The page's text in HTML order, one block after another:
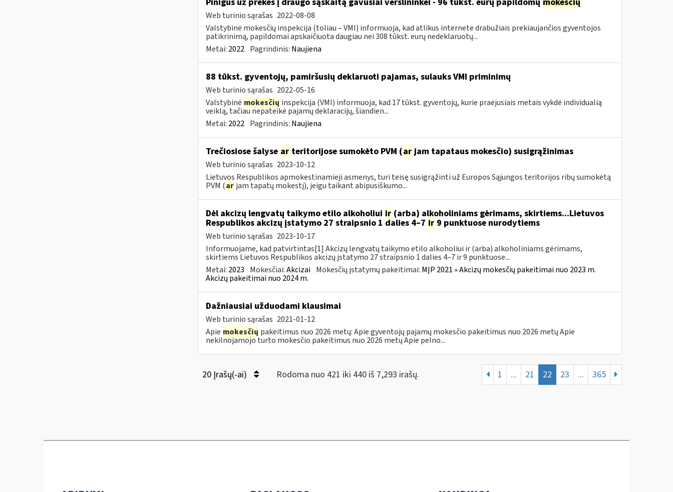
Web turinio sąrašas 2022-08-08
Valstybinė mokesčių inspekcija (toliau – VMI) informuoja, kad atlikus internete drabužiais prekiaujančios gyventojos
patikrinimą, papildomai apskaičiuota daugiau nei 308 tūkst. eurų nedeklaruotų...
Metai: 2022 Pagrindinis: Naujiena
88 tūkst. gyventojų, pamiršusių deklaruoti pajamas, sulauks VMI priminimų
Web turinio sąrašas 2022-05-16
Valstybinė mokesčių inspekcija (VMI) informuoja, kad 17 tūkst. gyventojų, kurie praėjusiais metais vykdė individualią
veiklą, tačiau nepateikė pajamų deklaracijų, šiandien...
Metai: 2022 Pagrindinis: Naujiena
Trečiosiose šalyse arteritorijose sumokėto PVM (arjam tapataus mokesčio) susigrąžinimas
Web turinio sąrašas 2023-10-12
Lietuvos Respublikos apmokestinamieji asmenys, turi teisę susigrąžinti už Europos Sąjungos teritorijos ribų sumokėtą
PVM (ar jam tapatų mokestį), jeigu taikant abipusiškumo...
Dėl akcizų lengvatų taikymo etilo alkoholiui ir(arba) alkoholiniams gėrimams, skirtiems...Lietuvos
Respublikos akcizų įstatymo 27 straipsnio 1 dalies 4–7 ir9 punktuose nurodytiems
Web turinio sąrašas 2023-10-17
Informuojame, kad patvirtintas[1] Akcizų lengvatų taikymo etilo alkoholiui ir (arba) alkoholiniams gėrimams,
skirtiems Lietuvos Respublikos akcizų įstatymo 27 straipsnio 1 dalies 4–7 ir 9 punktuose...
Metai: 2023 Mokesčiai:Akcizai Mokesčių įstatymų pakeitimai: MĮP 2021 » Akcizų mokesčių pakeitimai nuo 2023 m.
Akcizų pakeitimai nuo 2024 m.
Dažniausiai užduodami klausimai
Web turinio sąrašas 2021-01-12
Apie mokesčių pakeitimus nuo 2026 metų: Apie gyventojų pajamų mokesčio pakeitimus nuo 2026 metų Apie
nekilnojamojo turto mokesčio pakeitimus nuo 2026 metų Apie pelno...
20 Įrašų(-ai) Rodoma nuo 421 iki 440 iš 7,293 irašų. 1 ... 21 22 23 ... 365